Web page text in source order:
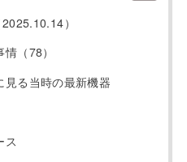
）
（78）
見る当時の最新機器
ス